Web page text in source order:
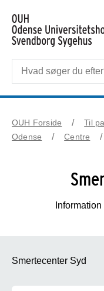
OUH Forside
Til
Odense
Centre
Smertecenter Syd